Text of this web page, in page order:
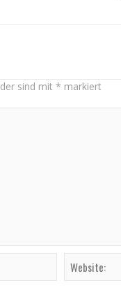
sind mit * markiert